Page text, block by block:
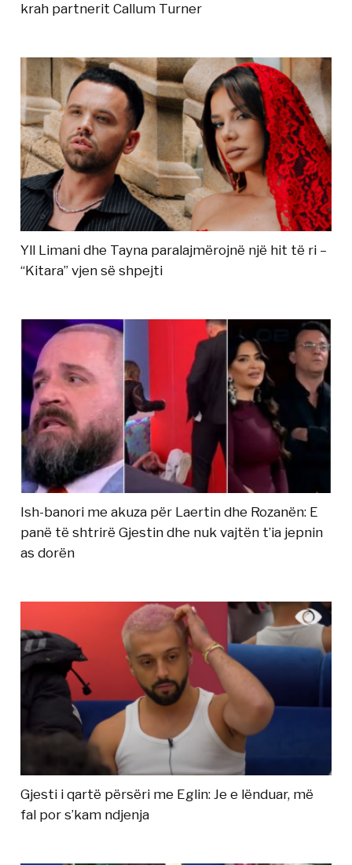
krah partnerit Callum Turner
Yll Limani dhe Tayna paralajmërojnë një hit të ri –
“Kitara” vjen së shpejti
Ish-banori me akuza për Laertin dhe Rozanën: E
panë të shtrirë Gjestin dhe nuk vajtën t’ia jepnin
as dorën
Gjesti i qartë përsëri me Eglin: Je e lënduar, më
fal por s’kam ndjenja